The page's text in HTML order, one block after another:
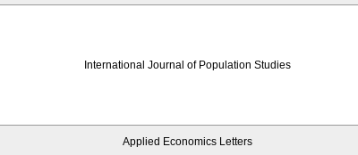
International Journal of Population Studies
Applied Economics Letters